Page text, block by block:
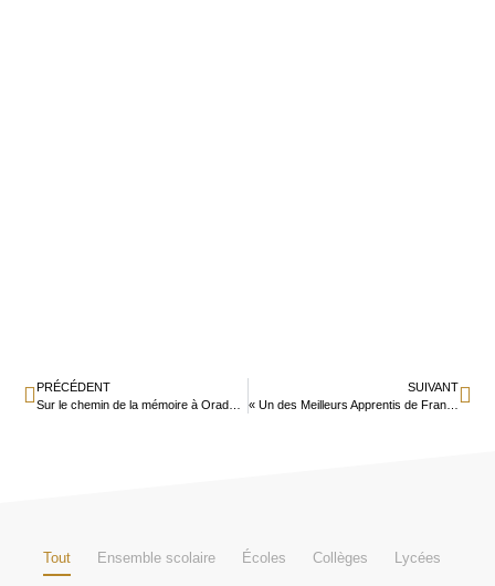
PRÉCÉDENT
SUIVANT
« Un des Meilleurs Apprentis de France » vient de Saint-Jean
Tout Ensemble scolaire Écoles Collèges Lycées